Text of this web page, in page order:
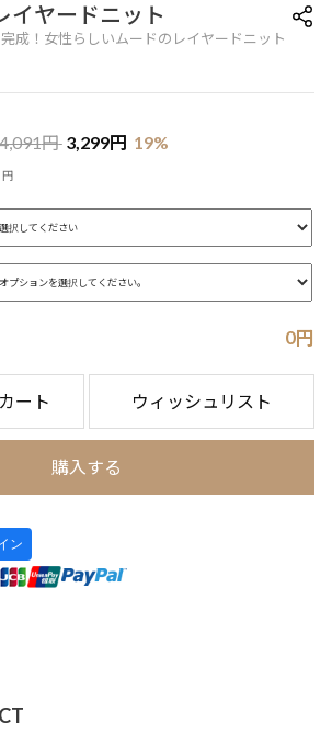
イヤードニット
成！女性らしいムードのレイヤードニット
4,091円 3,299円 19%
円
0円
ート ウィッシュリスト
購入する
ン